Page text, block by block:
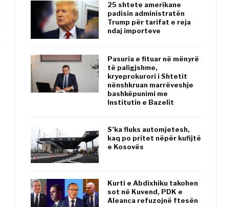
25 shtete amerikane
padisin administratën
Trump për tarifat e reja
ndaj importeve
Pasuria e fituar në mënyrë
të paligjshme,
kryeprokurori i Shtetit
nënshkruan marrëveshje
bashkëpunimi me
Institutin e Bazelit
S’ka fluks automjetesh,
kaq po pritet nëpër kufijtë
e Kosovës
Kurti e Abdixhiku takohen
sot në Kuvend, PDK e
Aleanca refuzojnë ftesën